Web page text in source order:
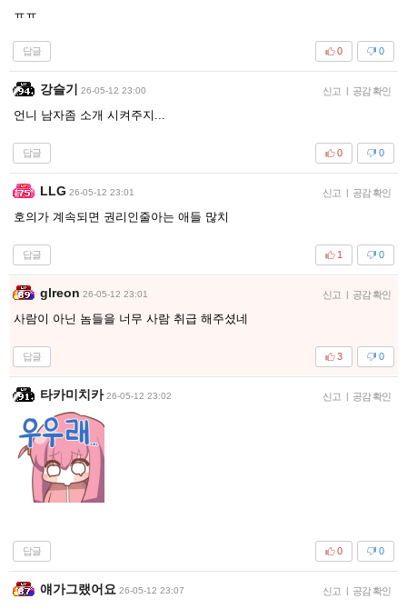
ㅠㅠ
답글 0
0
강슬기 26-05-12 23:00 신고 | 공감 확인
언니 남자좀 소개 시켜주지...
답글 0
0
LLG 26-05-12 23:01 신고 | 공감 확인
호의가 계속되면 권리인줄아는 애들 많치
답글 0
1
glreon 26-05-12 23:01 신고 | 공감 확인
사람이 아닌 놈들을 너무 사람 취급 해주셨네
답글 0
3
타카미치카 26-05-12 23:02 신고 | 공감 확인
답글 0
0
얘가그랬어요 26-05-12 23:07 신고 | 공감 확인